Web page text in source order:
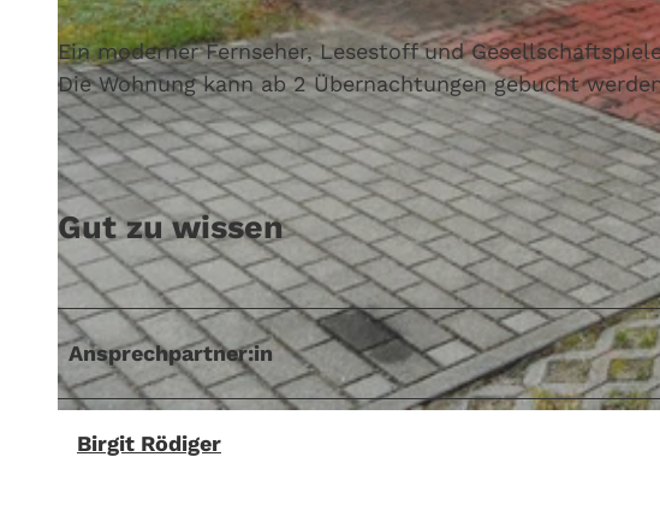
Ein moderner Fernseher, Lesestoff und
Die Wohnung kann ab 2 Übernachtungen gebucht
Gut zu wissen
Ansprechpartner:in
Birgit Rödiger